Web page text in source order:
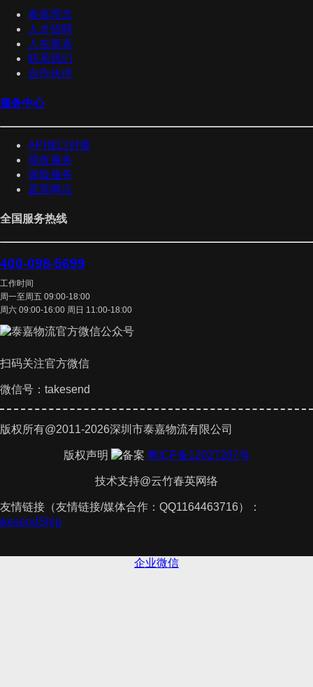
泰嘉理念
人才招聘
人在泰嘉
联系我们
合作伙伴
服务中心
API接口对接
揽收服务
保险服务
直营网点
全国服务热线
400-098-5699
工作时间
周一至周五 09:00-18:00
周六 09:00-16:00 周日 11:00-18:00
扫码关注官方微信
微信号：takesend
版权所有@2011-2026深圳市泰嘉物流有限公司
版权声明 粤ICP备12027267号
技术支持@云竹春英网络
友情链接（友情链接/媒体合作：QQ1164463716）：
企业微信